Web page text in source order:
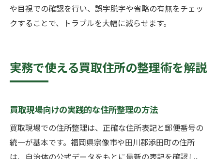
や目視での確認を行い、誤字脱字や省略の有無をチェッ
クすることで、トラブルを大幅に減らせます。
実務で使える買取住所の整理術を解説
買取現場向けの実践的な住所整理の方法
買取現場での住所整理は、正確な住所表記と郵便番号の
統一が基本です。福岡県宗像市や田川郡添田町の住所
は、自治体の公式データをもとに最新の表記を確認し、